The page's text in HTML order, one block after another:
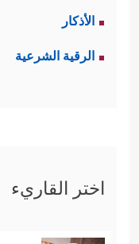
الأذكار
الرقية الشرعية
اختر القاريء